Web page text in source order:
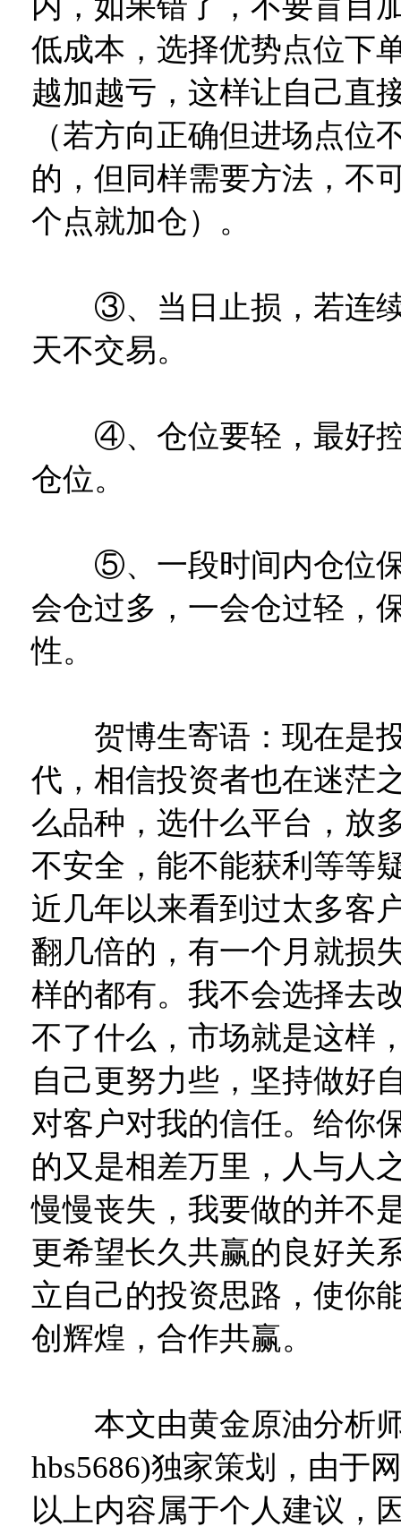
低成本，选择优势点位下
越加越亏，这样让自己直
（若方向正确但进场点位
的，但同样需要方法，不
个点就加仓）。
③、当日止损，若连续
天不交易。
④、仓位要轻，最好控
仓位。
⑤、一段时间内仓位保
会仓过多，一会仓过轻，
性。
贺博生寄语：现在是投
代，相信投资者也在迷茫
么品种，选什么平台，放
不安全，能不能获利等等
近几年以来看到过太多客
翻几倍的，有一个月就损
样的都有。我不会选择去
不了什么，市场就是这样
自己更努力些，坚持做好
对客户对我的信任。给你
的又是相差万里，人与人
慢慢丧失，我要做的并不
更希望长久共赢的良好关
立自己的投资思路，使你
创辉煌，合作共赢。
本文由黄金原油分析
hbs5686)独家策划，由于
以上内容属于个人建议，